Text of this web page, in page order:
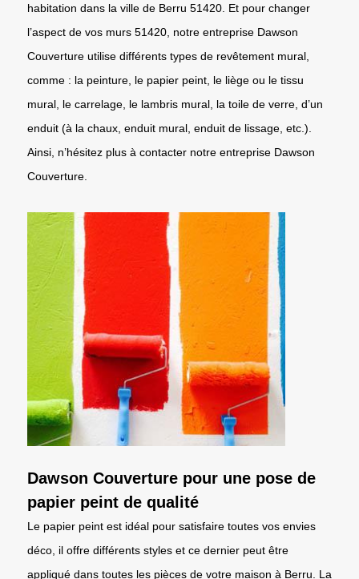
habitation dans la ville de Berru 51420. Et pour changer
l’aspect de vos murs 51420, notre entreprise Dawson
Couverture utilise différents types de revêtement mural,
comme : la peinture, le papier peint, le liège ou le tissu
mural, le carrelage, le lambris mural, la toile de verre, d’un
enduit (à la chaux, enduit mural, enduit de lissage, etc.).
Ainsi, n’hésitez plus à contacter notre entreprise Dawson
Couverture.
Dawson Couverture pour une pose de
papier peint de qualité
Le papier peint est idéal pour satisfaire toutes vos envies
déco, il offre différents styles et ce dernier peut être
appliqué dans toutes les pièces de votre maison à Berru. La